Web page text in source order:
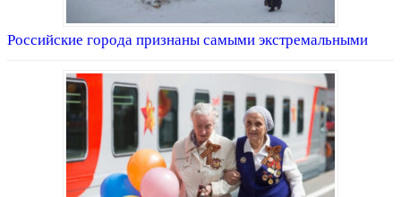
Российские города признаны самыми экстремальными